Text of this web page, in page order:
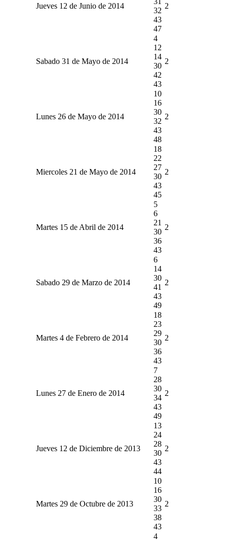
Jueves 12 de Junio de 2014
32
43
47
2
Sabado 31 de Mayo de 2014
4
12
14
30
42
43
2
Lunes 26 de Mayo de 2014
10
16
30
32
43
48
2
Miercoles 21 de Mayo de 2014
18
22
27
30
43
45
2
Martes 15 de Abril de 2014
5
6
21
30
36
43
2
Sabado 29 de Marzo de 2014
6
14
30
41
43
49
2
Martes 4 de Febrero de 2014
18
23
29
30
36
43
2
Lunes 27 de Enero de 2014
7
28
30
34
43
49
2
Jueves 12 de Diciembre de 2013
13
24
28
30
43
44
2
Martes 29 de Octubre de 2013
10
16
30
33
38
43
2
4